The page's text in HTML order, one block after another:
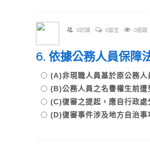
0討論 0留言 0追蹤
6. 依據公務人員保障
(A)非現職人員基於原公務
(B)公務人員之名譽權生前
(C)復審之提起，應自行政
(D)復審事件涉及地方自治事